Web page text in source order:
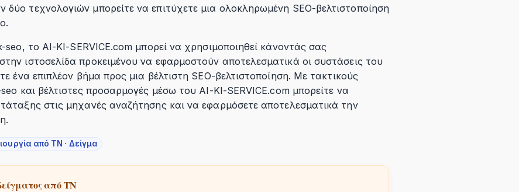
τεχνολογιών μπορείτε να επιτύχετε μια ολοκληρωμένη SEO-βελτιστοποίηση
το AI-KI-SERVICE.com μπορεί να χρησιμοποιηθεί κάνοντάς σας
ιστοσελίδα προκειμένου να εφαρμοστούν αποτελεσματικά οι συστάσεις του
ένα επιπλέον βήμα προς μια βέλτιστη SEO-βελτιστοποίηση. Με τακτικούς
και βέλτιστες προσαρμογές μέσω του AI-KI-SERVICE.com μπορείτε να
στις μηχανές αναζήτησης και να εφαρμόσετε αποτελεσματικά την
από ΤΝ · Δείγμα
από ΤΝ